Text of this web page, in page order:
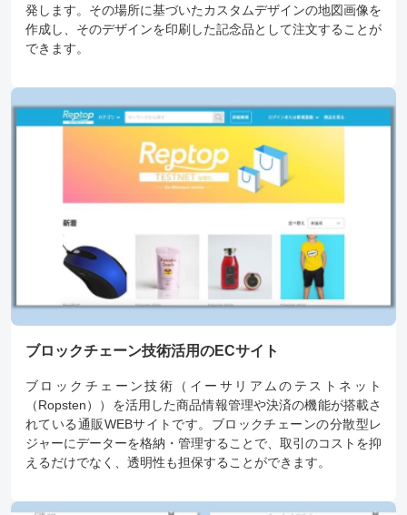
発します。その場所に基づいたカスタムデザインの地図画像を
作成し、そのデザインを印刷した記念品として注文することが
できます。
ブロックチェーン技術活用のECサイト
ブロックチェーン技術（イーサリアムのテストネット
（Ropsten））を活用した商品情報管理や決済の機能が搭載さ
れている通販WEBサイトです。ブロックチェーンの分散型レ
ジャーにデーターを格納・管理することで、取引のコストを抑
えるだけでなく、透明性も担保することができます。